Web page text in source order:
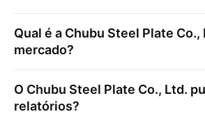
Qual é a Chubu Steel Plate Co.,
mercado?
O Chubu Steel Plate Co., Ltd.
relatórios?